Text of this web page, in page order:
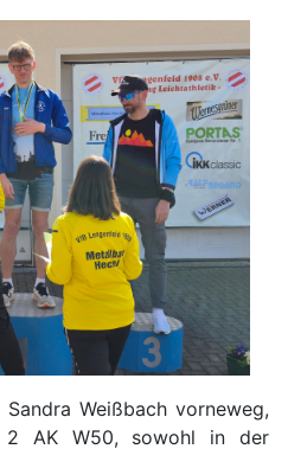
Weißbach vorneweg,
2 AK W50, sowohl in der